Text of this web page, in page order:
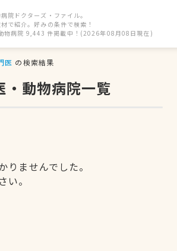
院ドクターズ・ファイル。
で紹介。好みの条件で検索！
物病院 9,443 件掲載中！(2026年08月08日現在)
医 の検索結果
動物病院一覧
ませんでした。
。